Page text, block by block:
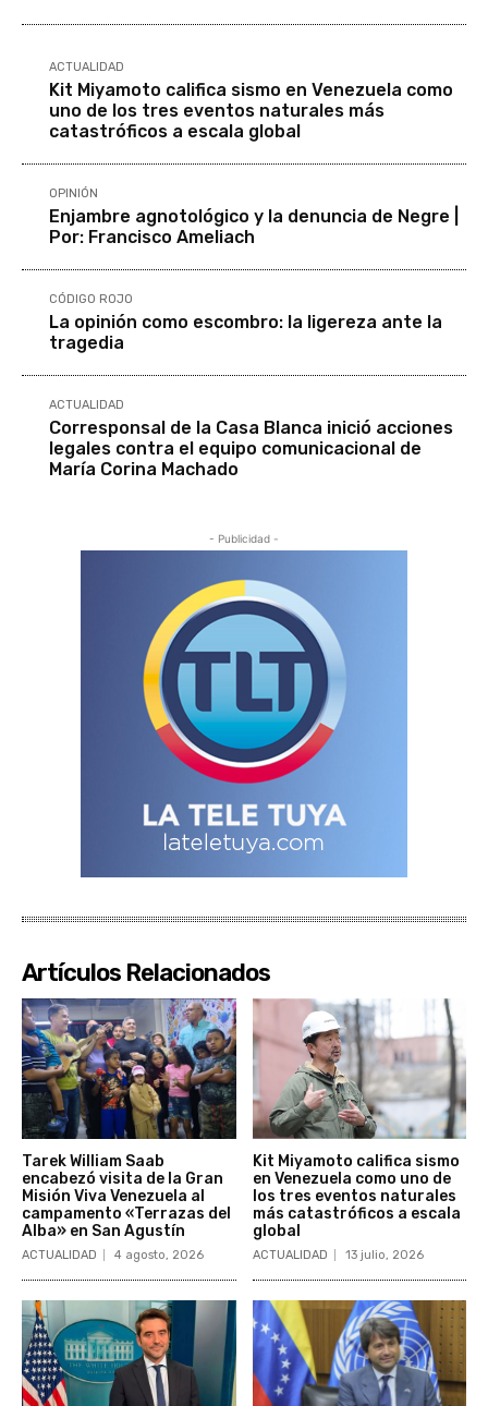
ACTUALIDAD
Kit Miyamoto califica sismo en Venezuela como
uno de los tres eventos naturales más
catastróficos a escala global
OPINIÓN
Enjambre agnotológico y la denuncia de Negre |
Por: Francisco Ameliach
CÓDIGO ROJO
La opinión como escombro: la ligereza ante la
tragedia
ACTUALIDAD
Corresponsal de la Casa Blanca inició acciones
legales contra el equipo comunicacional de
María Corina Machado
- Publicidad -
Artículos Relacionados
Tarek William Saab
encabezó visita de la Gran
Misión Viva Venezuela al
campamento «Terrazas del
Alba» en San Agustín
ACTUALIDAD 4 agosto, 2026
Kit Miyamoto califica sismo
en Venezuela como uno de
los tres eventos naturales
más catastróficos a escala
global
ACTUALIDAD 13 julio, 2026